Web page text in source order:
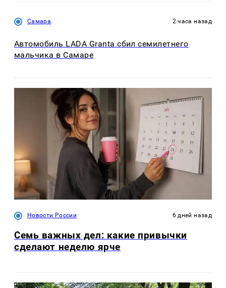
Самара 2 часа назад
Автомобиль LADA Granta сбил семилетнего
мальчика в Самаре
Новости России 6 дней назад
Семь важных дел: какие привычки
сделают неделю ярче